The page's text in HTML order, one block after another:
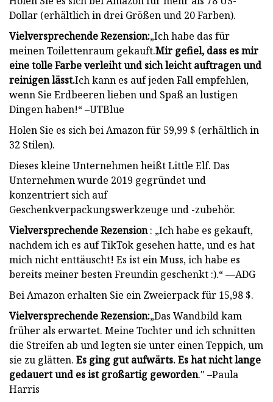
Dollar (erhältlich in drei Größen und 20 Farben).
Vielversprechende Rezension:„Ich habe das für
meinen Toilettenraum gekauft.Mir gefiel, dass es mir
eine tolle Farbe verleiht und sich leicht auftragen und
reinigen lässt.Ich kann es auf jeden Fall empfehlen,
wenn Sie Erdbeeren lieben und Spaß an lustigen
Dingen haben!“ –UTBlue
Holen Sie es sich bei Amazon für 59,99 $ (erhältlich in
32 Stilen).
Dieses kleine Unternehmen heißt Little Elf. Das
Unternehmen wurde 2019 gegründet und
konzentriert sich auf
Geschenkverpackungswerkzeuge und -zubehör.
Vielversprechende Rezension: „Ich habe es gekauft,
nachdem ich es auf TikTok gesehen hatte, und es hat
mich nicht enttäuscht! Es ist ein Muss, ich habe es
bereits meiner besten Freundin geschenkt :).“ —ADG
Bei Amazon erhalten Sie ein Zweierpack für 15,98 $.
Vielversprechende Rezension:„Das Wandbild kam
früher als erwartet. Meine Tochter und ich schnitten
die Streifen ab und legten sie unter einen Teppich, um
sie zu glätten. Es ging gut aufwärts. Es hat nicht lange
gedauert und es ist großartig geworden." –Paula
Harris